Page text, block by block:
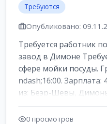
Требуются
Опубликовано:
Требуется работник
завод в Димоне
сфере мойки посуды.
ndash;16:00. Зарплата:
из: Беэр-Шевы,
0 просмотров